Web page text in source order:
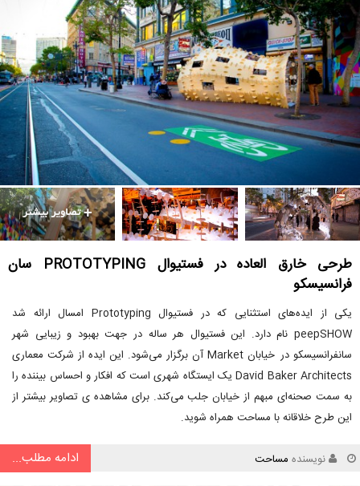
طرحی خارق العاده در فستیوال PROTOTYPING سان
فرانسیسکو
یکی از ایده‌های استثنایی که در فستیوال Prototyping امسال ارائه شد
peepSHOW نام دارد. این فستیوال هر ساله در جهت بهبود و زیبایی شهر
سانفرانسیسکو در خیابان Market آن برگزار می‌شود. این ایده از شرکت معماری
David Baker Architects یک ایستگاه شهری است که افکار و احساس بیننده را
به سمت صحنه‌ای مبهم از خیابان جلب می‌کند. برای مشاهده ی تصاویر بیشتر از
این طرح خلاقانه با مساحت همراه شوید.
نویسنده مساحت ادامه مطلب...